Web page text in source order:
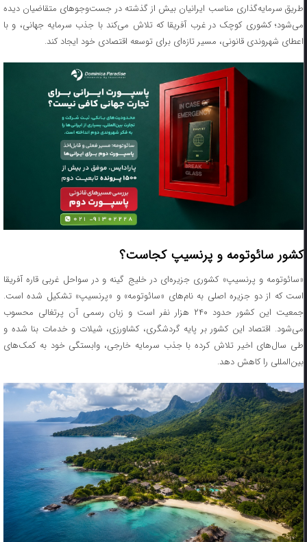
طریق سرمایه‌گذاری مناسب ایرانیان بیش از گذشته در جست‌وجوهای متقاضیان دیده
می‌شود؛ کشوری کوچک در غرب آفریقا که تلاش می‌کند با جذب سرمایه جهانی، و با
اعطای شهروندی قانونی، مسیر تازه‌ای برای توسعه اقتصادی خود ایجاد کند.
کشور سائوتومه و پرنسیپ کجاست؟
«سائوتومه و پرنسیپ» کشوری جزیره‌ای در خلیج گینه و در سواحل غربی قاره آفریقا
است که از دو جزیره اصلی به نام‌های «سائوتومه» و «پرنسیپ» تشکیل شده است.
جمعیت این کشور حدود ۲۴۰ هزار نفر است و زبان رسمی آن پرتغالی محسوب
می‌شود. اقتصاد این کشور بر پایه گردشگری، کشاورزی، شیلات و خدمات بنا شده و
طی سال‌های اخیر تلاش کرده با جذب سرمایه خارجی، وابستگی خود به کمک‌های
بین‌المللی را کاهش دهد.